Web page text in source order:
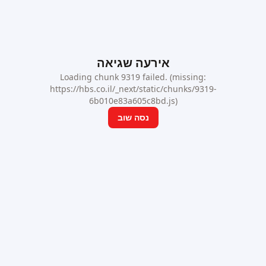
אירעה שגיאה
Loading chunk 9319 failed. (missing:
https://hbs.co.il/_next/static/chunks/9319-
6b010e83a605c8bd.js)